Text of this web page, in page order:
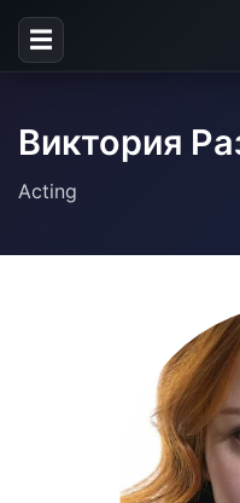
☰
Виктория
Acting